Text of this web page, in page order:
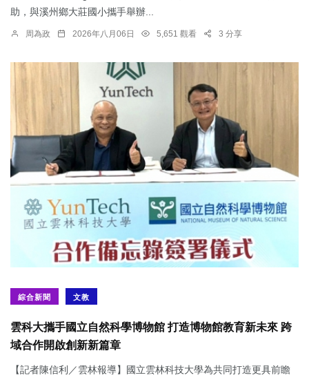
助，與溪州鄉大莊國小攜手舉辦...
周為政 2026年八月06日 5,651 觀看 3 分享
綜合新聞 文教
雲科大攜手國立自然科學博物館 打造博物館教育新未來 跨
域合作開啟創新新篇章
【記者陳信利／雲林報導】國立雲林科技大學為共同打造更具前瞻